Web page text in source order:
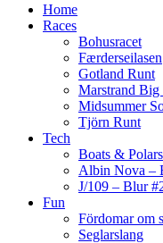
Home
Races
Bohusracet
Færderseilasen
Gotland Runt
Marstrand Big
Midsummer
Tjörn Runt
Tech
Boats & Polars
Albin Nova –
J/109 – Blur
Fun
Fördomar om
Seglarslang